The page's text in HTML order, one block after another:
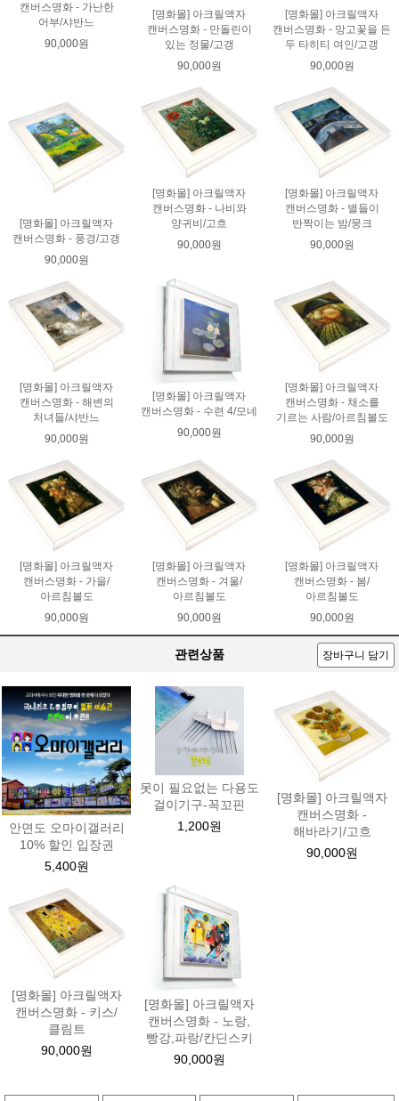
캔버스명화 - 가난한
어부/샤반느
90,000원
[명화몰] 아크릴액자
캔버스명화 - 만돌린이
있는 정물/고갱
90,000원
[명화몰] 아크릴액자
캔버스명화 - 망고꽃을 든
두 타히티 여인/고갱
90,000원
[명화몰] 아크릴액자
캔버스명화 - 풍경/고갱
90,000원
[명화몰] 아크릴액자
캔버스명화 - 나비와
양귀비/고흐
90,000원
[명화몰] 아크릴액자
캔버스명화 - 별들이
반짝이는 밤/뭉크
90,000원
[명화몰] 아크릴액자
캔버스명화 - 해변의
처녀들/샤반느
90,000원
[명화몰] 아크릴액자
캔버스명화 - 수련 4/모네
90,000원
[명화몰] 아크릴액자
캔버스명화 - 채소를
기르는 사람/아르침볼도
90,000원
[명화몰] 아크릴액자
캔버스명화 - 가을/
아르침볼도
90,000원
[명화몰] 아크릴액자
캔버스명화 - 겨울/
아르침볼도
90,000원
[명화몰] 아크릴액자
캔버스명화 - 봄/
아르침볼도
90,000원
관련상품 장바구니 담기
안면도 오마이갤러리
10% 할인 입장권
5,400원
못이 필요없는 다용도
걸이기구-꼭꼬핀
1,200원
[명화몰] 아크릴액자
캔버스명화 -
해바라기/고흐
90,000원
[명화몰] 아크릴액자
캔버스명화 - 키스/
클림트
90,000원
[명화몰] 아크릴액자
캔버스명화 - 노랑,
빵강,파랑/칸딘스키
90,000원